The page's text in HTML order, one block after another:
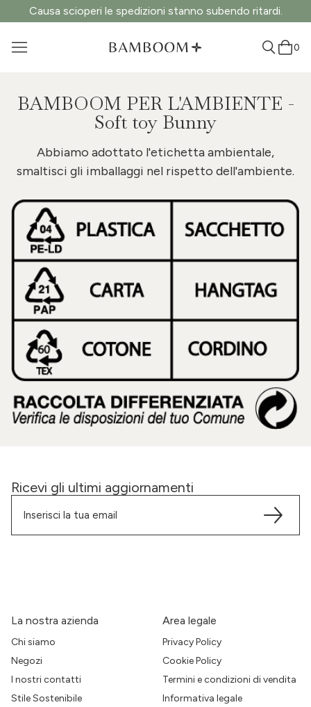
Causa scioperi le spedizioni stanno subendo ritardi.
0
BAMBOOM PER L'AMBIENTE -
Soft toy Bunny
Abbiamo adottato l'etichetta ambientale,
smaltisci gli imballaggi nel rispetto dell'ambiente.
Ricevi gli ultimi aggiornamenti
La nostra azienda
Chi siamo
Negozi
I nostri contatti
Stile Sostenibile
Area legale
Privacy Policy
Cookie Policy
Termini e condizioni di vendita
Informativa legale